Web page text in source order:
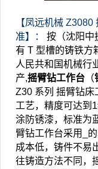
【凤远机械 Z3080
准】：
按（沈阳中
有 T 型槽的铸铁方
人民共和国机械行
产,摇臂钻工作台 （
Z30 系列 摇臂钻床
工艺，精度可达到
涂防锈漆，标准为
臂钻工作台采用_
成本低，铸件不易
往铸造方法不同，